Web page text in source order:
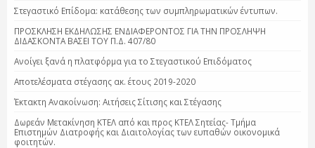
Στεγαστικό Επίδομα: κατάθεσης των συμπληρωματικών έντυπων.
ΠΡΟΣΚΛΗΣΗ ΕΚΔΗΛΩΣΗΣ ΕΝΔΙΑΦΕΡΟΝΤΟΣ ΓΙΑ ΤΗΝ ΠΡΟΣΛΗΨΗ
ΔΙΔΑΣΚΟΝΤΑ ΒΑΣΕΙ ΤΟΥ Π.Δ. 407/80
Ανοίγει ξανά η πλατφόρμα για το Στεγαστικού Επιδόματος
Αποτελέσματα στέγασης ακ. έτους 2019-2020
Έκτακτη Ανακοίνωση: Αιτήσεις Σίτισης και Στέγασης
Δωρεάν Μετακίνηση ΚΤΕΛ από και προς ΚΤΕΛ Σητείας- Τμήμα
Επιστημών Διατροφής και Διαιτολογίας των ευπαθών οικονομικά
φοιτητών.